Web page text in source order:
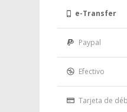
e-Transfer
Paypal
Efectivo
Tarjeta de